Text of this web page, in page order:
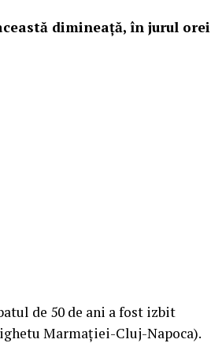
dimineață, în jurul orei
de 50 de ani a fost izbit
Marmației-Cluj-Napoca).